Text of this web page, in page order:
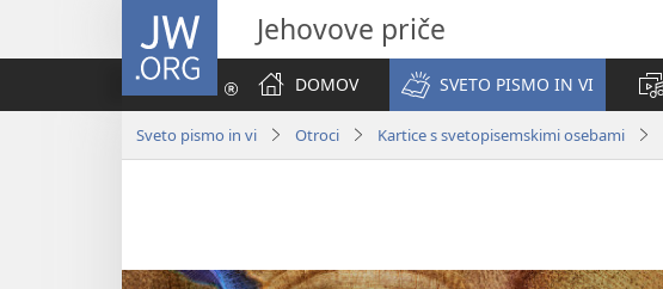
JW.ORG Jehovove priče
DOMOV
SVETO PISMO IN VI
Sveto pismo in vi Otroci Kartice s svetopisemskimi osebami